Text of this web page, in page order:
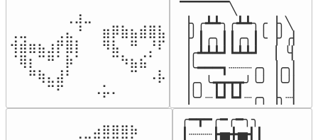
⠀⠀⠀⠀⠀⠀⢀⣰⣀⠀⠀⠀⠀⠀⠀⠀⠀
⢀⣀⠀⠀⠀⢀⣄⠘⠀⠀⣶⡿⣷⣦⣾⣿⣧
⢺⣾⣶⣦⣰⡟⣿⡇⠀⠀⠻⣧⠀⠛⠀⡘⠏
⠈⢿⡆⠉⠛⠁⡷⠁⠀⠀⠀⠉⠳⣦⣮⠁⠀
⠀⠀⠛⢷⣄⣼⠃⠀⠀⠀⠀⠀⠀⠉⠀⠠⡧
⠀⠀⠀⠀⠉⠋⠀⠀⠀⠠⡥⠄⠀⠀⠀⠀⠀
▔▔▔▔▔╲
▕╮╭┻┻╮╭┻┻╮╭▕╮╲
▕╯┃╭╮┃┃╭╮┃╰▕╯╭▏
▕╭┻┻┻┛┗┻┻┛  ▕  ╰▏
▕╰━━━┓┈┈┈╭╮▕╭╮▏
▕╭╮╰┳┳┳┳╯╰╯▕╰╯▏
▕╰╯┈┗┛┗┛┈╭╮▕╮┈▏
⠀⠀⠀⠀⠀⠀⠀⠀⠀⣠⣶⣶⣶⣦⠀⠀
╭━┳━╭━╭━╮╮
┃┈┈┈┣▅╋▅┫┃